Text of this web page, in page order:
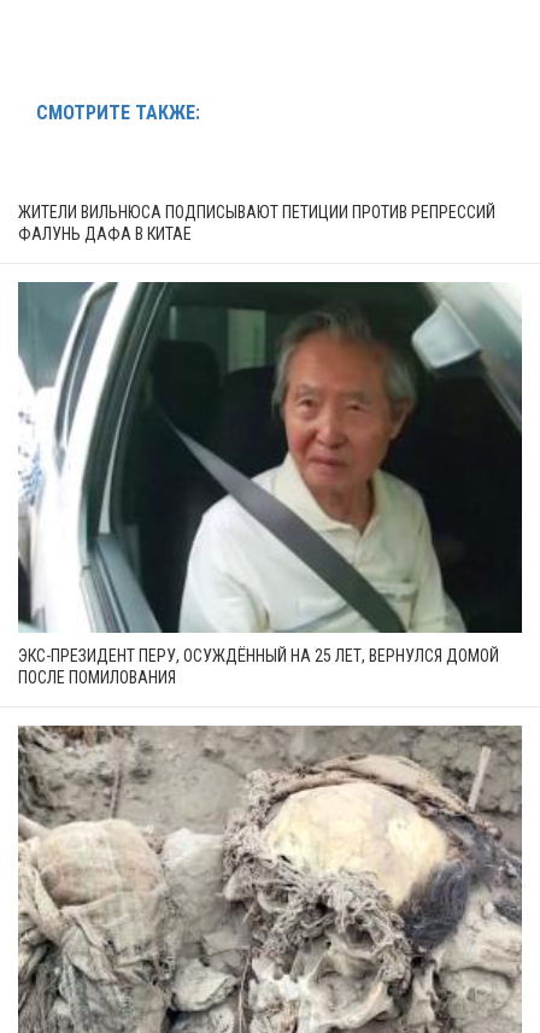
СМОТРИТЕ ТАКЖЕ:
ЖИТЕЛИ ВИЛЬНЮСА ПОДПИСЫВАЮТ ПЕТИЦИИ ПРОТИВ РЕПРЕССИЙ
ФАЛУНЬ ДАФА В КИТАЕ
ЭКС-ПРЕЗИДЕНТ ПЕРУ, ОСУЖДЁННЫЙ НА 25 ЛЕТ, ВЕРНУЛСЯ ДОМОЙ
ПОСЛЕ ПОМИЛОВАНИЯ